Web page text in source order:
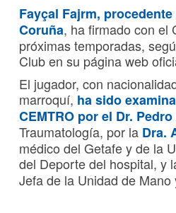
Fayçal Fajrm,
Coruña, ha firmado con el
próximas temporadas,
Club en su página web
El jugador, con
marroquí, ha sido
CEMTRO por el Dr.
Traumatología, por la Dra.
médico del Getafe y de la
del Deporte del hospital, y
Jefa de la Unidad de